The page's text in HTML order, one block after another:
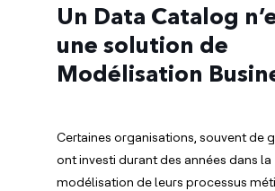
Un Data Catalog
une solution de
Modélisation
Certaines organisations, souvent de
ont investi durant des années dans la
modélisation de leurs processus